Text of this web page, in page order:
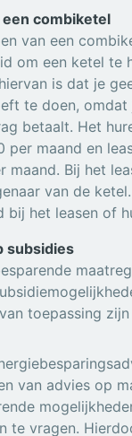
combiketel
van een
om een ketel te
is dat je
te doen, omdat
betaalt. Het
per maand en
maand. Bij het
van de
bij het leasen of
subsidies
toepassing
van advies op
te vragen.